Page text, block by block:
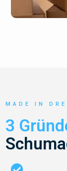
MADE IN
3